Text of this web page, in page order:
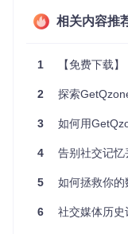
# 安装依赖包
1.3 环境验证
安装完成后，可通
python -c
若输出"requests库
相关内容推
1 【免费下载】
2 探索
3 如何用
4 告别社交记忆丢
5 如何拯救你的
6 社交媒体历史记录